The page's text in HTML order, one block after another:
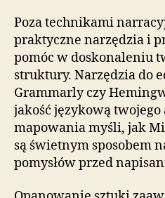
Poza technikami
praktyczne narzędzia i
pomóc w doskonaleniu
struktury. Narzędzia do
Grammarly czy
jakość językową
mapowania myśli, jak
są świetnym sposobem
pomysłów przed